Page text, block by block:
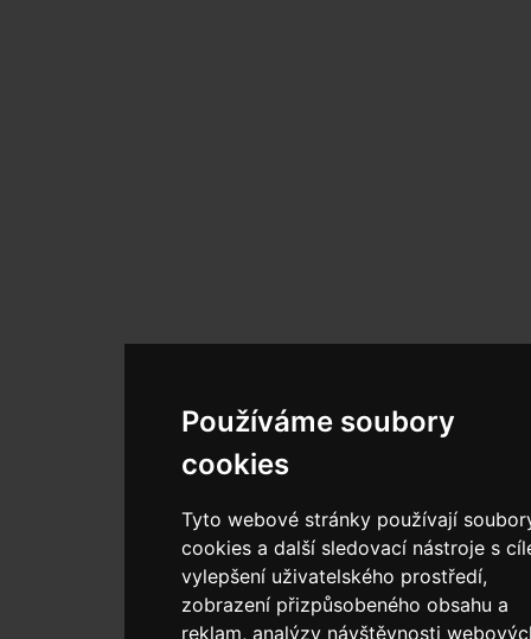
Používáme soubory
cookies
Tyto webové stránky používají
cookies a další sledovací nástroje s
vylepšení uživatelského prostředí,
zobrazení přizpůsobeného obsahu a
reklam, analýzy návštěvnosti